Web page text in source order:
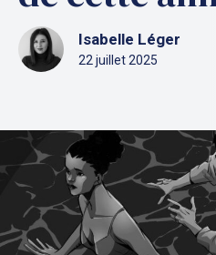
Isabelle Léger
22 juillet 2025